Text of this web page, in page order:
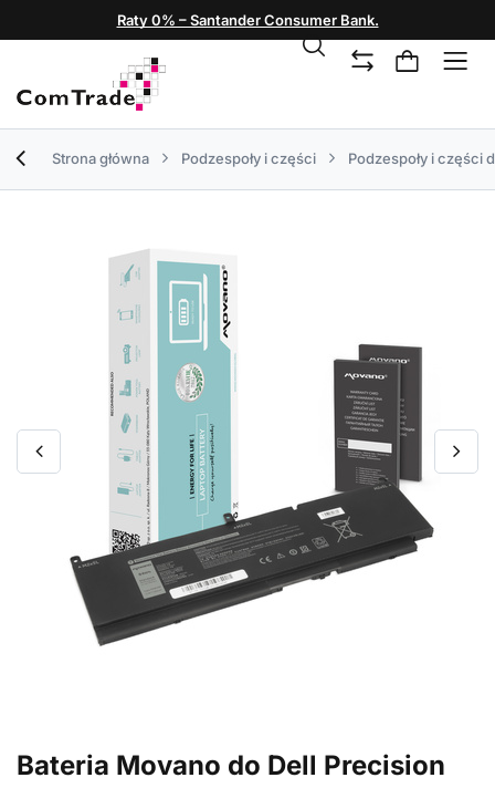
Raty 0% – Santander Consumer Bank.
Strona główna Podzespoły i części Podzespoły i części
Bateria Movano do Dell Precision